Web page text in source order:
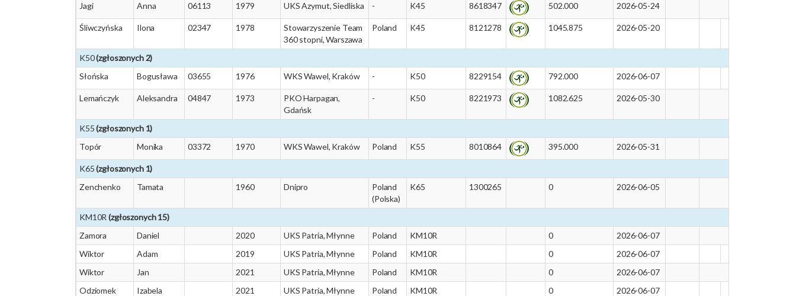
Jagi
Anna 06113 1979 UKS Azymut, Siedliska - K45 8618347 502.000 2026-05-24
Śliwczyńska Ilona 02347 1978
Stowarzyszenie Team
360 stopni, Warszawa
Poland K45 8121278 1045.875 2026-05-20
K50(zgłoszonych 2)
Słońska
Bogusława 03655 1976 WKS Wawel, Kraków - K50 8229154 792.000 2026-06-07
Lemańczyk Aleksandra 04847 1973
PKO Harpagan,
Gdańsk
- K50 8221973 1082.625 2026-05-30
K55(zgłoszonych 1)
Topór
Monika 03372 1970 WKS Wawel, Kraków Poland K55 8010864 395.000 2026-05-31
K65(zgłoszonych 1)
Zenchenko
Tamata 1960 Dnipro
Poland
(Polska)
K65 1300265 0 2026-06-05
KM10R (zgłoszonych 15)
Zamora
Daniel 2020 UKS Patria, Młynne Poland KM10R 0
2026-06-07
Wiktor
Adam 2019 UKS Patria, Młynne Poland KM10R 0
2026-06-07
Wiktor
Jan 2021 UKS Patria, Młynne Poland KM10R 0
2026-06-07
Odziomek
Izabela 2021 UKS Patria, Młynne Poland KM10R 0
2026-06-07